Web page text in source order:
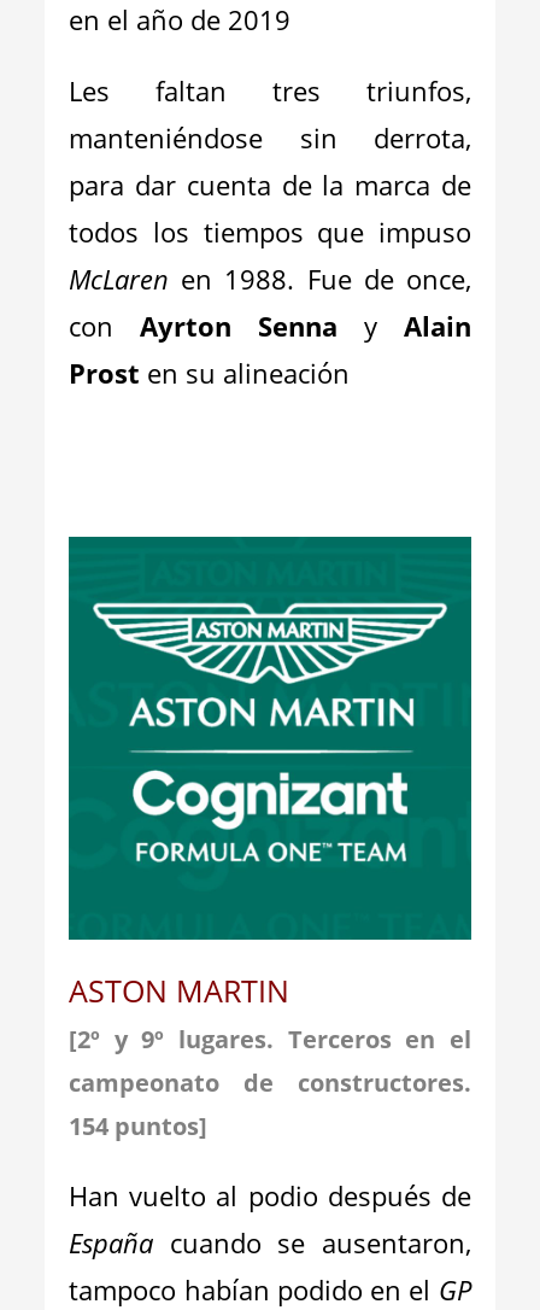
en el año de 2019
Les faltan tres triunfos,
manteniéndose sin derrota,
para dar cuenta de la marca de
todos los tiempos que impuso
McLaren en 1988. Fue de once,
conAyrton Senna y Alain
Prost en su alineación
ASTON MARTIN
[2º y 9º lugares. Terceros en el
campeonato de constructores.
154 puntos]
Han vuelto al podio después de
España cuando se ausentaron,
tampoco habían podido en el GP